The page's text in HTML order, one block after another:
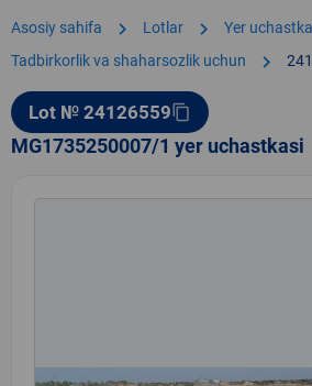
Asosiy sahifa chevron_right Lotlar chevron_right Yer
Tadbirkorlik va shaharsozlik uchun chevron_right
Lot № 24126559content_copy
MG1735250007/1 yer uchastkasi